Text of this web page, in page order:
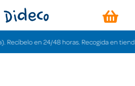
en 24/48 horas. Recogida en tiendas